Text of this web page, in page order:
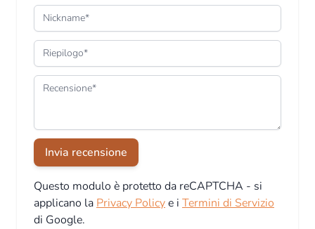
Nickname
Riepilogo
Recensione
Invia recensione
Questo modulo è protetto da reCAPTCHA - si
applicano la Privacy Policye i Termini di Servizio
di Google.